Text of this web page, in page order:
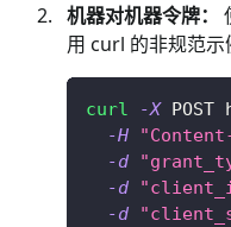
机器对机器令牌：
用 curl 的非规范示
curl -X
-H
-d
-d
-d